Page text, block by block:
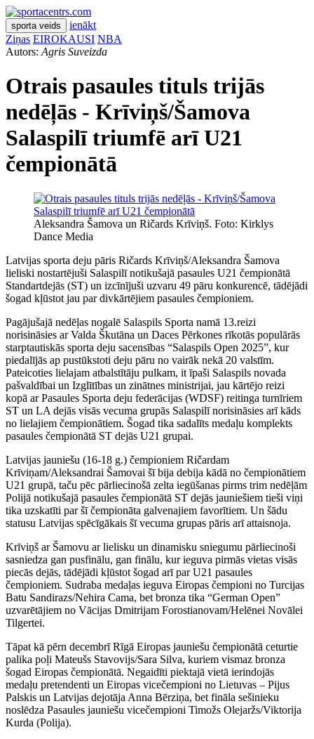
sporta veids
ienākt
Ziņas EIROKAUSI NBA
Autors: Agris Suveizda
Otrais pasaules tituls trijās
nedēļās - Krīviņš/Šamova
Salaspilī triumfē arī U21
čempionātā
Aleksandra Šamova un Ričards Krīviņš. Foto: Kirklys
Dance Media
Latvijas sporta deju pāris Ričards Krīviņš/Aleksandra Šamova
lieliski nostartējuši Salaspilī notikušajā pasaules U21 čempionātā
Standartdejās (ST) un izcīnījuši uzvaru 49 pāru konkurencē, tādējādi
šogad kļūstot jau par divkārtējiem pasaules čempioniem.
Pagājušajā nedēļas nogalē Salaspils Sporta namā 13.reizi
norisināsies ar Valda Škutāna un Daces Pērkones rīkotās populārās
starptautiskās sporta deju sacensības “Salaspils Open 2025”, kur
piedalījās ap pustūkstoti deju pāru no vairāk nekā 20 valstīm.
Pateicoties lielajam atbalstītāju pulkam, it īpaši Salaspils novada
pašvaldībai un Izglītības un zinātnes ministrijai, jau kārtējo reizi
kopā ar Pasaules Sporta deju federācijas (WDSF) reitinga turnīriem
ST un LA dejās visās vecuma grupās Salaspilī norisināsies arī kāds
no lielajiem čempionātiem. Šogad tika sadalīts medaļu komplekts
pasaules čempionātā ST dejās U21 grupai.
Latvijas jauniešu (16-18 g.) čempioniem Ričardam
Krīviņam/Aleksandrai Šamovai šī bija debija kādā no čempionātiem
U21 grupā, taču pēc pārliecinošā zelta iegūšanas pirms trim nedēļām
Polijā notikušajā pasaules čempionātā ST dejās jauniešiem tieši viņi
tika uzskatīti par šī čempionāta galvenajiem favorītiem. Un šādu
statusu Latvijas spēcīgākais šī vecuma grupas pāris arī attaisnoja.
Krīviņš ar Šamovu ar lielisku un dinamisku sniegumu pārliecinoši
sasniedza gan pusfinālu, gan finālu, kur ieguva pirmās vietas visās
piecās dejās, tādējādi kļūstot šogad arī par U21 pasaules
čempioniem. Sudraba medaļas ieguva Eiropas čempioni no Turcijas
Batu Sandirazs/Nehira Cama, bet bronza tika “German Open”
uzvarētājiem no Vācijas Dmitrijam Forostianovam/Helēnei Novālei
Tilgertei.
Tāpat kā pērn decembrī Rīgā Eiropas jauniešu čempionātā ceturtie
palika poļi Mateušs Stavovijs/Sara Silva, kuriem vismaz bronza
šogad Eiropas čempionātā. Negaidīti piektajā vietā ierindojās
medaļu pretendenti un Eiropas vicečempioni no Lietuvas – Pijus
Palskis un Latvijas dejotāja Anna Bērziņa, bet fināla sešinieku
noslēdza Pasaules jauniešu vicečempioni Timožs Olejaržs/Viktorija
Kurda (Polija).